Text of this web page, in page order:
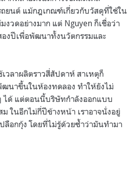
ยนต์ แม้กฎเกณฑ์เกี่ยวกับวัสดุที่ใช้ใน
งวดอย่างมาก แต่ Nguyen ก็เชื่อว่า
องปีเพื่อพัฒนาทั้งนวัตกรรมและ
วลาผลิตราวสี่สัปดาห์ สาเหตุก็
ฒนาขึ้นในห้องทดลอง ทำให้ยังไม่
ได้ แต่ตอนนี้บริษัทกำลังออกแบบ
ในอีกไม่กี่ปีข้างหน้า เราอาจนั่งอยู่
ลือกกุ้ง โดยที่ไม่รู้ด้วยซ้ำว่ามันทำมา